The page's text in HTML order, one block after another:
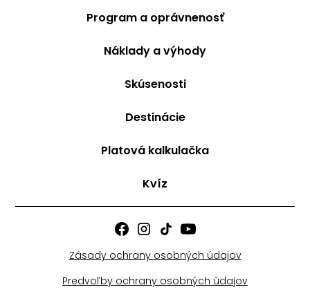
Program a oprávnenosť
Náklady a výhody
Skúsenosti
Destinácie
Platová kalkulačka
Kvíz
Zásady ochrany osobných údajov
Predvoľby ochrany osobných údajov